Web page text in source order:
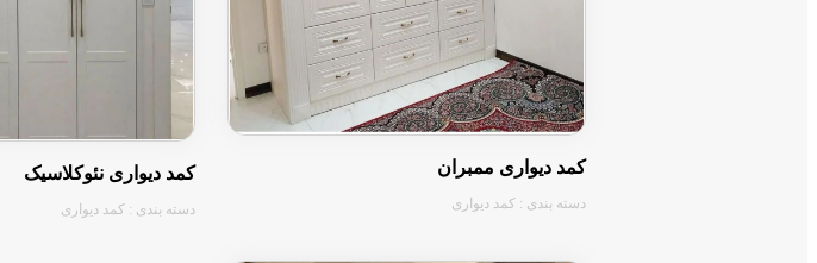
کمد دیواری ممبران
دسته بندی : کمد دیواری
کمد دیواری نئوکلاسیک
دسته بندی : کمد دیواری